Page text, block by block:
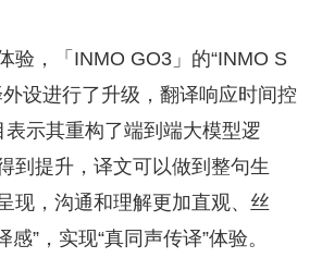
验，「INMO GO3」的“INMO S
设进行了升级，翻译响应时间控
示其重构了端到端大模型逻
到提升，译文可以做到整句生
现，沟通和理解更加直观、丝
”，实现“真同声传译”体验。